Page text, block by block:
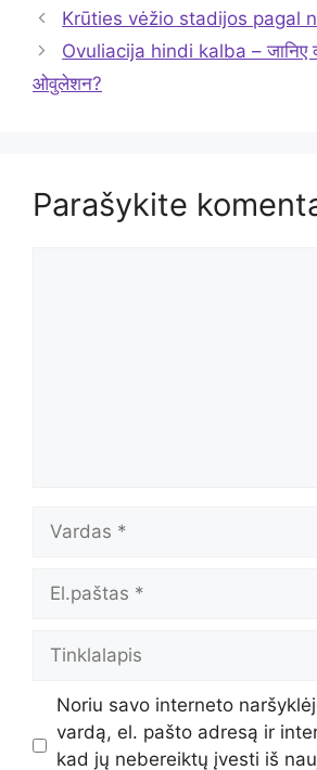
Krūties vėžio stadijos pagal
Ovuliacija hindi kalba – जानिए
ओवुलेशन?
Parašykite
Noriu savo interneto
vardą, el. pašto adresą ir
kad jų nebereiktų įvesti iš